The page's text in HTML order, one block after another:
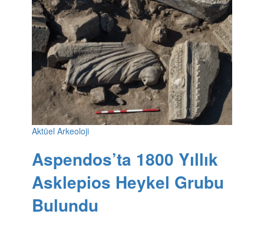
Aktüel Arkeoloji
Aspendos’ta 1800 Yıllık
Asklepios Heykel Grubu
Bulundu